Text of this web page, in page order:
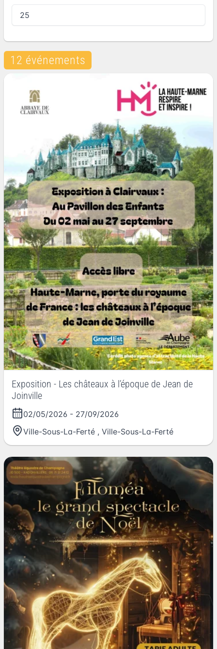
12 événements
Exposition - Les châteaux à l’époque de Jean de
Joinville
02/05/2026 - 27/09/2026
Ville-Sous-La-Ferté , Ville-Sous-La-Ferté